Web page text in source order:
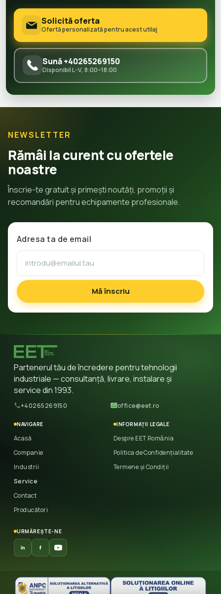
Solicită oferta
Ofertă personalizată pentru acest utilaj
Sună +40265269150
Disponibil L–V, 8:00–18:00
NEWSLETTER
Rămâi la curent cu ofertele
noastre
Înscrie-te gratuit și primești noutăți, promoții și
recomandări pentru echipamente profesionale.
Adresa ta de email
Mă înscriu
Partenerul tău de încredere pentru tehnologii
industriale — consultanță, livrare, instalare și
service din 1993.
+40265269150 office@eet.ro
NAVIGARE
Acasă
Companie
Industrii
Service
Contact
Producători
INFORMAȚII LEGALE
Despre EET România
Politica de Confidențialitate
Termene și Condiții
URMĂREȘTE-NE